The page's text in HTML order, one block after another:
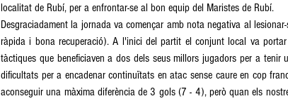
localitat de Rubí, per a enfrontar-se al bon equip del Maristes de Rubí.
Desgraciadament la jornada va començar amb nota negativa al
ràpida i bona recuperació). A l'inici del partit el conjunt local va
tàctiques que beneficiaven a dos dels seus millors jugadors per a
dificultats per a encadenar continuïtats en atac sense caure en cop
aconseguir una màxima diferència de 3 gols (7 - 4), però quan els